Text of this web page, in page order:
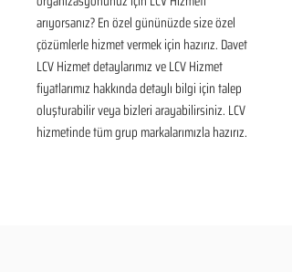
arıyorsanız? En özel gününüzde size özel
çözümlerle hizmet vermek için hazırız. Davet
LCV Hizmet detaylarımız ve LCV Hizmet
fiyatlarımız hakkında detaylı bilgi için talep
oluşturabilir veya bizleri arayabilirsiniz. LCV
hizmetinde tüm grup markalarımızla hazırız.